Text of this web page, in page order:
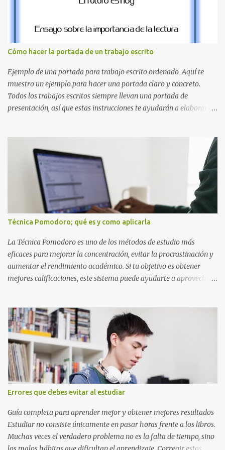
la Q en amarillo brillante, junto con la N y la P en un verde
inspirado en los niveles de los juegos. Formas icónicas : No te
pierdas la letra O , diseñada con ese estilo geométrico tan carac...
Cómo hacer la portada de un trabajo escrito
Ejemplo de una portada para trabajo escrito ordenado Aquí te
muestro un ejemplo para hacer una portada claro y concreto.
Todos los trabajos escritos siempre llevan una portada de
presentación, así que estas instrucciones te ayudarán a elaborar
compartir el enlace de este artículo para que así como a ti también
ellos se puedan guiar con esta explicación. Los datos esenciales
para una portada para presentar un trabajo escrito a mano o
impreso son los siguientes y en este orden: Nombre de la escuela o
del instituto (Es muy importante este dato) Título del trabajo
(Puede ser: Ensayo sobre la lectura, o Informe de computación)
Nombre completo del alumno que va a presentar dicho trabajo
escrito La clase, materia ó asignatura Grupo Nombre del maestro
o catedrático Ciudad y fecha...
Técnica Pomodoro; qué es y como aplicarla
La Técnica Pomodoro es uno de los métodos de estudio más
eficaces para mejorar la concentración, evitar la procrastinación y
aumentar el rendimiento académico. Si tu objetivo es obtener
mejores calificaciones, este sistema puede ayudarte a aprovechar
Técnica Pomodoro es un método de administración del tiempo
creado para mejorar la concentración y la productividad. Consiste
en dividir el estudio en bloques cortos de trabajo intenso,
separados por pequeños descansos que ayudan al cerebro a
recuperarse. A diferencia de estudiar durante horas seguidas, este
sistema aprovecha la capacidad natural del cerebro para
mantener la atención durante periodos limitados, lo que permite
aprender más en menos tiempo y recordar mejor la información.
Si alguna vez has sentido que pasas muchas horas frente a los
libros pero aprendes poco, la Técnica Pomodoro puede marcar u...
Errores que debes evitar al estudiar
Guía completa para aprender mejor y obtener mejores resultados
Estudiar no consiste únicamente en pasar horas frente a los libros.
Muchas veces el verdadero problema no es la falta de tiempo, sino